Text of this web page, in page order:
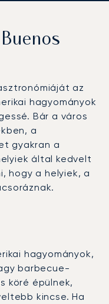
az
hagyományok
Bár a város
a
gyakran a
által kedvelt
hogy a helyiek, a
hagyományok,
barbecue-
köré épülnek,
kincse. Ha